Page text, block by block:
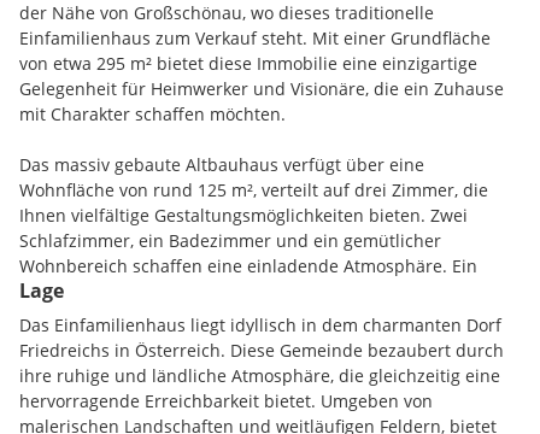
der Nähe von Großschönau, wo dieses traditionelle
Einfamilienhaus zum Verkauf steht. Mit einer Grundfläche
von etwa 295 m² bietet diese Immobilie eine einzigartige
Gelegenheit für Heimwerker und Visionäre, die ein Zuhause
mit Charakter schaffen möchten.
Das massiv gebaute Altbauhaus verfügt über eine
Wohnfläche von rund 125 m², verteilt auf drei Zimmer, die
Ihnen vielfältige Gestaltungsmöglichkeiten bieten. Zwei
Schlafzimmer, ein Badezimmer und ein gemütlicher
Wohnbereich schaffen eine einladende Atmosphäre. Ein
Einzelofen sorgt für Wärme und Behaglichkeit.
Besondere Highlights dieser Immobilie sind der Balkon im
Obergeschoss, von dem sie aus die idyllische Umgebung
genießen können, sowie ein kleiner Keller, der zusätzlichen
Stauraum bietet.
Lage
Das Einfamilienhaus liegt idyllisch in dem charmanten Dorf
Friedreichs in Österreich. Diese Gemeinde bezaubert durch
ihre ruhige und ländliche Atmosphäre, die gleichzeitig eine
hervorragende Erreichbarkeit bietet. Umgeben von
malerischen Landschaften und weitläufigen Feldern, bietet